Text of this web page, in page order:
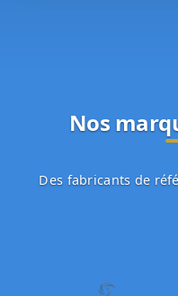
Nos
Des fabricants de